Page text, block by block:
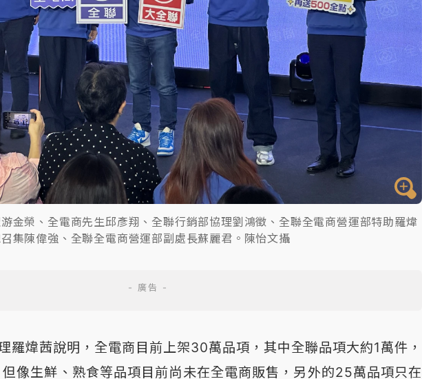
金榮、全電商先生邱彥翔、全聯行銷部協理劉鴻徵、全聯全電商營運部特助羅煒
集陳偉強、全聯全電商營運部副處長蘇麗君。陳怡文攝
羅煒茜說明，全電商目前上架30萬品項，其中全聯品項大約1萬件，
像生鮮、熟食等品項目前尚未在全電商販售，另外的25萬品項只在